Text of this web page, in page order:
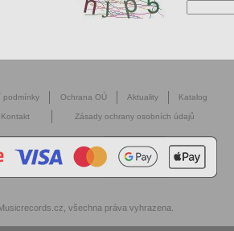
podmínky Ochrana OÚ Aktuality Katalog
Kontakt Zásady ochrany osobních údajů
, všechna práva vyhrazena.